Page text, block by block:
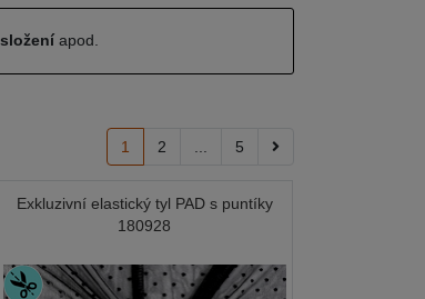
apod.
1 2 5
Exkluzivní elastický tyl PAD s puntíky
180928